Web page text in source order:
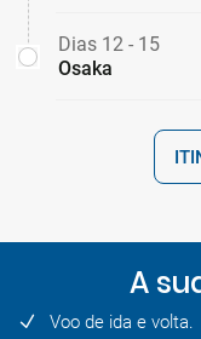
Dias 12 - 15
Osaka
A
Voo de ida e volta.